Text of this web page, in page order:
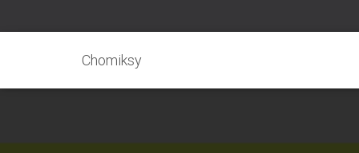
Chomiksy